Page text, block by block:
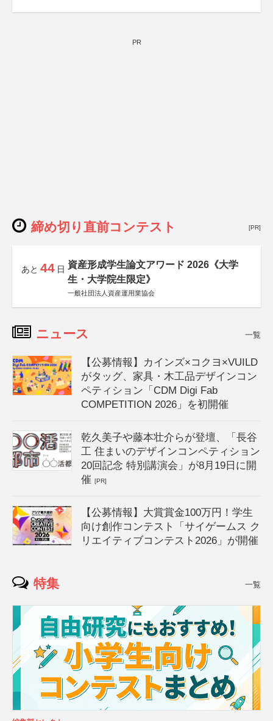
PR
締め切り直前コンテスト [PR]
あと 44 日 資産形成学生論文アワード 2026《大学
生・大学院生限定》
一般社団法人資産運用業協会
ニュース 一覧
【公募情報】カインズ×コクヨ×VUILD
がタッグ、家具・木工品デザインコン
ペティション「CDM Digi Fab
COMPETITION 2026」を初開催
乾久美子や藤本壮介らが登壇、「長谷
工 住まいのデザインコンペティション
20回記念 特別講演会」が8月19日に開
催[PR]
【公募情報】大賞賞金100万円！学生
向け創作コンテスト「サイゲームス ク
リエイティブコンテスト2026」が開催
特集 一覧